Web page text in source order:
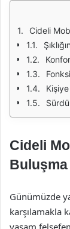
Cideli
Cideli
Buluşma
Günümüzde
karşılamakla
yaşam